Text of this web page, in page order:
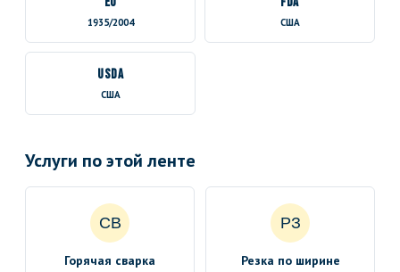
1935/2004 США
USDA
США
Услуги по этой ленте
СВ
Горячая сварка
РЗ
Резка по ширине